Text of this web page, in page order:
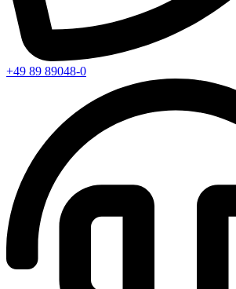
+49 89 89048-0